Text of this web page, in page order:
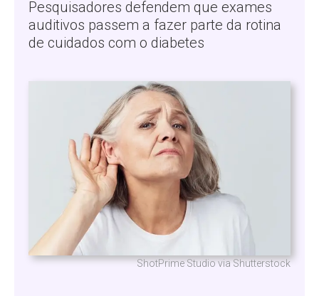
Pesquisadores defendem que exames
auditivos passem a fazer parte da rotina
de cuidados com o diabetes
ShotPrime Studio via Shutterstock